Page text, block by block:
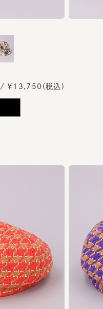
/ ￥13,750(税込)